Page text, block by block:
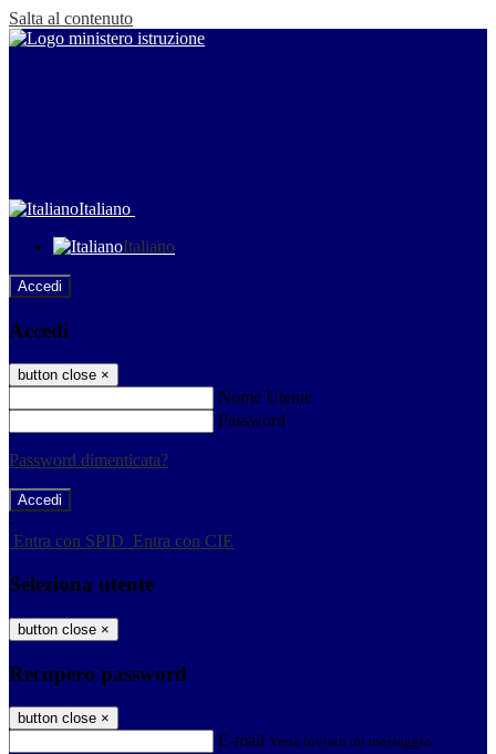
Salta al contenuto
Italiano
Italiano
Accedi
Accedi
button close ×
Nome Utente
Password
Password dimenticata?
-
Entra con SPID Entra con CIE
Seleziona utente
button close ×
Recupero password
button close ×
E-mail Verrà inviato un messaggio